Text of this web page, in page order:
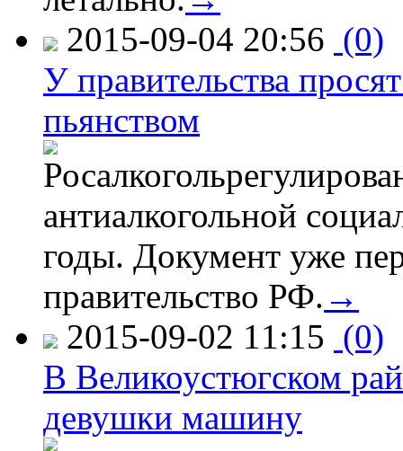
2015-09-04 20:56 (0)
У правительства
пьянством
антиалкогольной
годы. Документ уже
правительство РФ. →
2015-09-02 11:15 (0)
В Великоустюгском
девушки машину